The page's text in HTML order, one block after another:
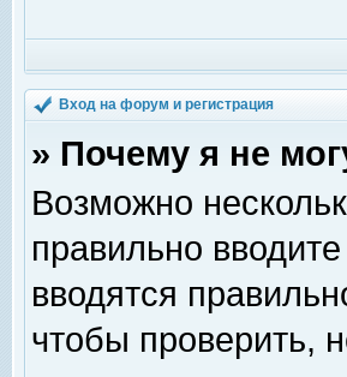
Вход на форум и регистрация
» Почему я не
Возможно
правильно
вводятся
чтобы проверить,